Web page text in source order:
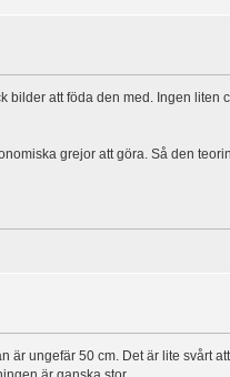
bilder att föda den med. Ingen liten
grejor att göra. Så den
är ungefär 50 cm. Det är lite svårt